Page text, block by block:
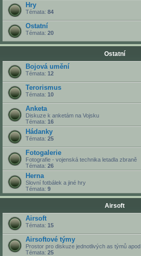
Hry
Témata: 84
Ostatní
Témata: 20
Ostatní
Bojová umění
Témata: 12
Terorismus
Témata: 10
Anketa
Diskuze k anketám na Vojsku
Témata: 16
Hádanky
Témata: 25
Fotogalerie
Fotografie - vojenská technika letadla zbraně
Témata: 26
Herna
Slovní fotbálek a jiné hry
Témata: 9
Airsoft
Airsoft
Témata: 15
Airsoftové týmy
Prostor pro diskuze jednotlivých as týmů apod
Témata: 25